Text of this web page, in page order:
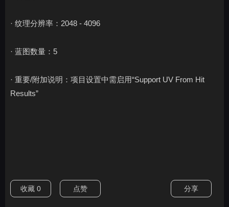
· 纹理分辨率：2048 - 4096
· 蓝图数量：5
· 重要/附加说明：项目设置中需启用“Support UV From Hit
Results”
收藏 0 点赞 分享